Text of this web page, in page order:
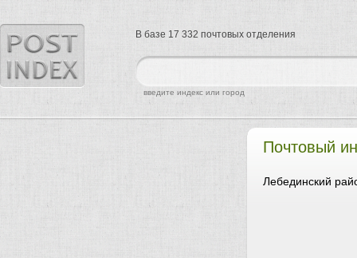
Почтовый
Лебединский
найти
введите индекс или город
В базе 17 332 почтовых отделения